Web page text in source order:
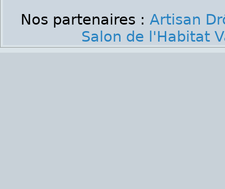
Nos partenaires : Artisan
Salon de l'Habitat